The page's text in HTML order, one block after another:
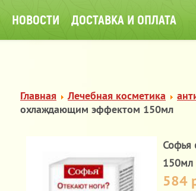
НОВОСТИ ДОСТАВКА И ОПЛАТА
Главная Лечебная косметика
охлаждающим эффектом 150мл
Софья
150мл
584